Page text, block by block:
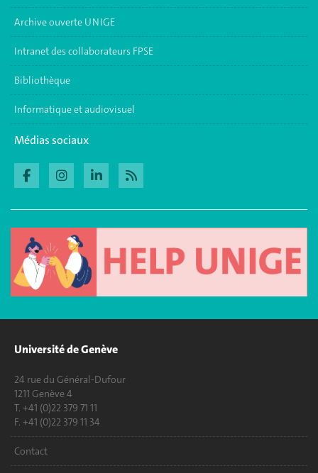
Archive ouverte UNIGE
Intranet des collaborateurs FPSE
Bibliothèque
Informatique et audiovisuel
Médias sociaux
Université de Genève
24 rue du Général-Dufour
1211 Genève 4
T. +41 (0)22 379 71 11
F. +41 (0)22 379 11 34
Contact